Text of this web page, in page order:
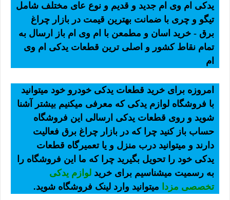
یدکی ام وی ام جدید و قدیم و نوع عای مختلف شامل
تیگو و چری با ضمانت بهترین قیمت در بازار چراغ
برق - خرید اسان و مطمعن با ام وی ام باز ارسال به
تمام نقاط کشور و اصلی ترین قطعات یدکی ام وی
ام
امروزه برای خرید قطعات یدکی خودرو خود میتوانید
با فروشگاه لوازم یدکی که معرفی میکنیم بیشتر آشنا
شوید و روی قطعات یدکی ارسالی این فروشگاه
حساب باز کنید چرا که در بازار چراغ برق فعالیت
دارند و میتوانید درب منزل و یا تعمیرگاه قطعات
یدکی خود را تحویل بگیرید چرا که ما این فروشگاه را
به رسمیت میشناسیم برای خرید لوازم یدکی
تخصصی مزدا میتوانید وارد لینک فروشگاه شوید.